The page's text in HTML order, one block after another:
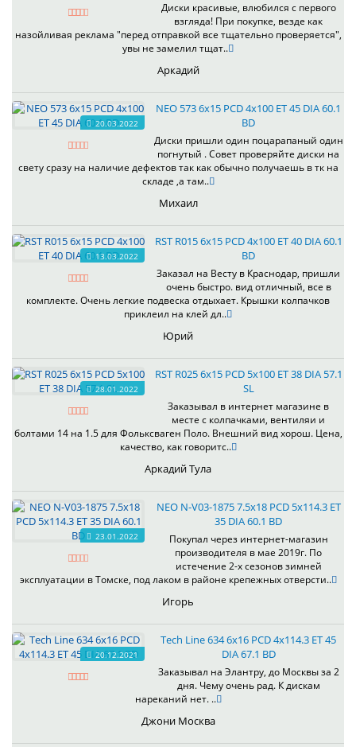
Диски красивые, влюбился с первого
взгляда! При покупке, везде как
назойливая реклама "перед отправкой все тщательно проверяется",
увы не замелил тщат..
Аркадий
20.03.2022
NEO 573 6x15 PCD 4x100 ET 45 DIA 60.1
BD
Диски пришли один поцарапаный один
погнутый . Совет проверяйте диски на
свету сразу на наличие дефектов так как обычно получаешь в тк на
складе ,а там..
Михаил
13.03.2022
RST R015 6x15 PCD 4x100 ET 40 DIA 60.1
BD
Заказал на Весту в Краснодар, пришли
очень быстро. вид отличный, все в
комплекте. Очень легкие подвеска отдыхает. Крышки колпачков
приклеил на клей дл..
Юрий
28.01.2022
RST R025 6x15 PCD 5x100 ET 38 DIA 57.1
SL
Заказывал в интернет магазине в
месте с колпачками, вентиляи и
болтами 14 на 1.5 для Фольксваген Поло. Внешний вид хорош. Цена,
качество, как говоритс..
Аркадий Тула
23.01.2022
NEO N-V03-1875 7.5x18 PCD 5x114.3 ET
35 DIA 60.1 BD
Покупал через интернет-магазин
производителя в мае 2019г. По
истечение 2-х сезонов зимней
эксплуатации в Томске, под лаком в районе крепежных отверсти..
Игорь
20.12.2021
Tech Line 634 6x16 PCD 4x114.3 ET 45
DIA 67.1 BD
Заказывал на Элантру, до Москвы за 2
дня. Чему очень рад. К дискам
нареканий нет. ..
Джони Москва